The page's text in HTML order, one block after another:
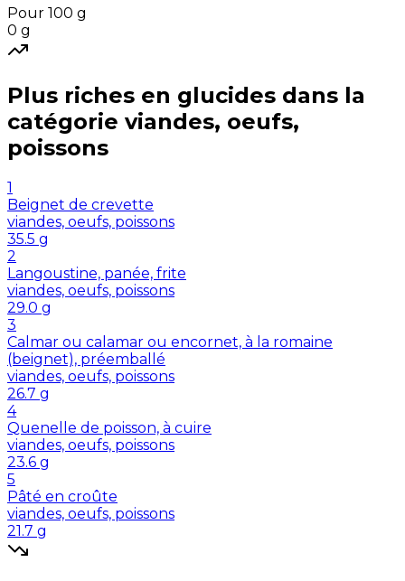
Pour 100 g
0 g
Plus riches en glucides dans la
catégorie viandes, oeufs,
poissons
1
Beignet de crevette
viandes, oeufs, poissons
35.5 g
2
Langoustine, panée, frite
viandes, oeufs, poissons
29.0 g
3
Calmar ou calamar ou encornet, à la romaine
(beignet), préemballé
viandes, oeufs, poissons
26.7 g
4
Quenelle de poisson, à cuire
viandes, oeufs, poissons
23.6 g
5
Pâté en croûte
viandes, oeufs, poissons
21.7 g